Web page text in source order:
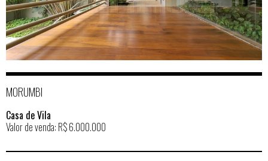
MORUMBI
Casa de Vila
Valor de venda: R$ 6.000.000